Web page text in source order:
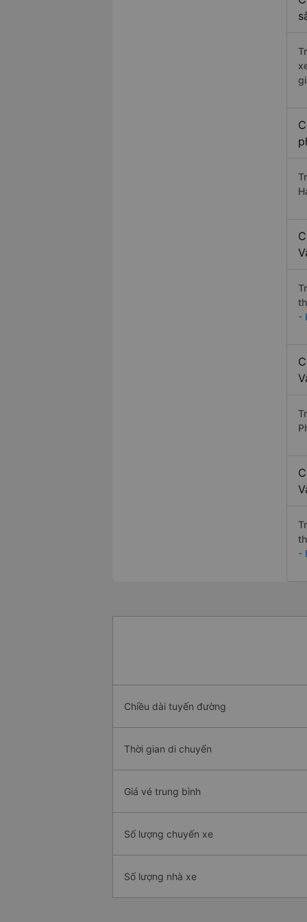
-
-
Chiều dài tuyến đường
Thời gian di chuyển
Giá vé trung bình
Số lượng chuyến xe
Số lượng nhà xe